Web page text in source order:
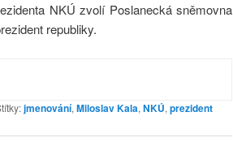
NKÚ zvolí Poslanecká sněmovna
republiky.
jmenování,Miloslav Kala,NKÚ,prezident